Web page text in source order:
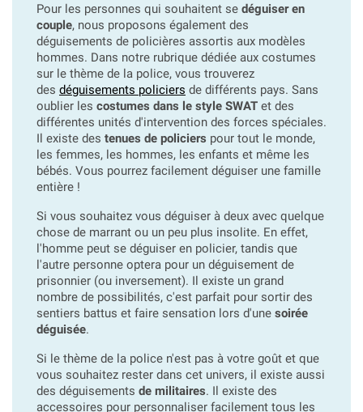
Pour les personnes qui souhaitent se déguiser en
couple, nous proposons également des
déguisements de policières assortis aux modèles
hommes. Dans notre rubrique dédiée aux costumes
sur le thème de la police, vous trouverez
des déguisements policiers de différents pays. Sans
oublier les costumes dans le style SWAT et des
différentes unités d'intervention des forces spéciales.
Il existe des tenues de policiers pour tout le monde,
les femmes, les hommes, les enfants et même les
bébés. Vous pourrez facilement déguiser une famille
entière !
Si vous souhaitez vous déguiser à deux avec quelque
chose de marrant ou un peu plus insolite. En effet,
l'homme peut se déguiser en policier, tandis que
l'autre personne optera pour un déguisement de
prisonnier (ou inversement). Il existe un grand
nombre de possibilités, c'est parfait pour sortir des
sentiers battus et faire sensation lors d'une soirée
déguisée.
Si le thème de la police n'est pas à votre goût et que
vous souhaitez rester dans cet univers, il existe aussi
des déguisements de militaires. Il existe des
accessoires pour personnaliser facilement tous les